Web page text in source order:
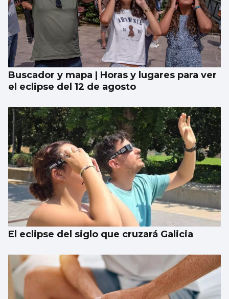
Buscador y mapa | Horas y lugares para ver
el eclipse del 12 de agosto
El eclipse del siglo que cruzará Galicia